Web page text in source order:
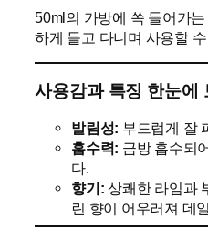
50ml의 가방에 쏙 들어가
하게 들고 다니며 사용할
사용감과 특징 한눈에
발림성: 부드럽게 잘
흡수력: 금방 흡수되
다.
향기: 상쾌한 라임과
린 향이 어우러져 데